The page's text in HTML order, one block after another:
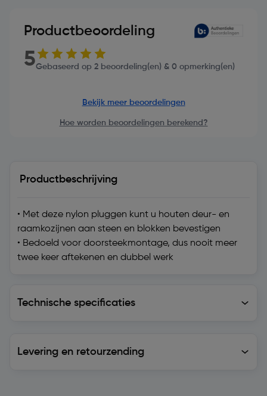
Productbeoordeling
5Gebaseerd op 2 beoordeling(en) & 0 opmerking(en)
Bekijk meer beoordelingen
Hoe worden beoordelingen berekend?
Productbeschrijving
• Met deze nylon pluggen kunt u houten deur- en
raamkozijnen aan steen en blokken bevestigen
• Bedoeld voor doorsteekmontage, dus nooit meer
twee keer aftekenen en dubbel werk
Technische specificaties
Levering en retourzending